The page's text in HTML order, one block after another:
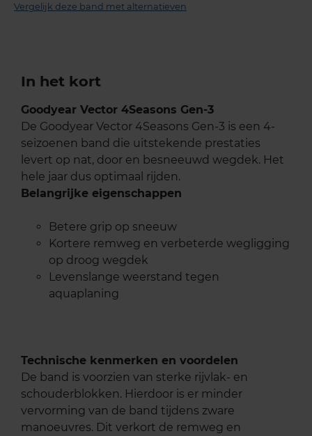
Vergelijk deze band met alternatieven
In het kort
Goodyear Vector 4Seasons Gen-3
De Goodyear Vector 4Seasons Gen-3 is een 4-
seizoenen band die uitstekende prestaties
levert op nat, door en besneeuwd wegdek. Het
hele jaar dus optimaal rijden.
Belangrijke eigenschappen
Betere grip op sneeuw
Kortere remweg en verbeterde wegligging
op droog wegdek
Levenslange weerstand tegen
aquaplaning
Technische kenmerken en voordelen
De band is voorzien van sterke rijvlak- en
schouderblokken. Hierdoor is er minder
vervorming van de band tijdens zware
manoeuvres. Dit verkort de remweg en